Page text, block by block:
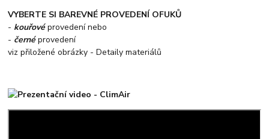
VYBERTE SI BAREVNÉ PROVEDENÍ OFUKŮ
- kouřovéprovedení nebo
- černéprovedení
viz přiložené obrázky - Detaily materiálů